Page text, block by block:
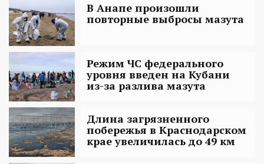
В Анапе произошли
повторные выбросы мазута
Режим ЧС федерального
уровня введен на Кубани
из-за разлива мазута
Длина загрязненного
побережья в Краснодарском
крае увеличилась до 49 км